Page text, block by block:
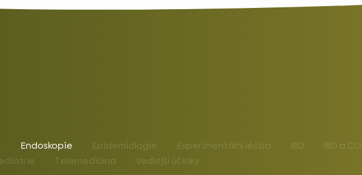
Endoskopie Epidemiologie Experimentální léčba IBD IBD a
Telemedicína Vedlejší účinky